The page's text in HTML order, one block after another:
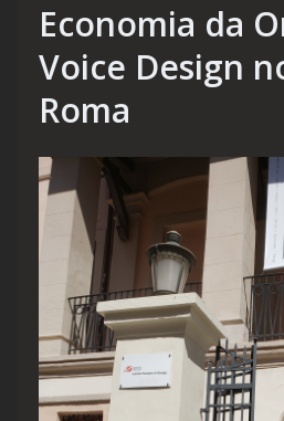
Economia da
Voice Design
Roma